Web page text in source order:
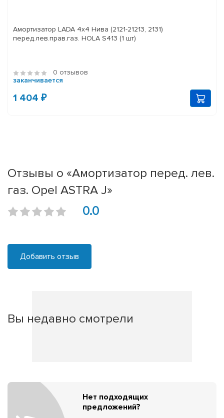
Амортизатор LADA 4x4 Нива (2121-21213, 2131)
перед.лев.прав.газ. HOLA S413 (1 шт)
0 отзывов
заканчивается
1 404 ₽
Отзывы о «Амортизатор перед. лев.
газ. Opel ASTRA J»
0.0
Добавить отзыв
Вы недавно смотрели
Нет подходящих
предложений?